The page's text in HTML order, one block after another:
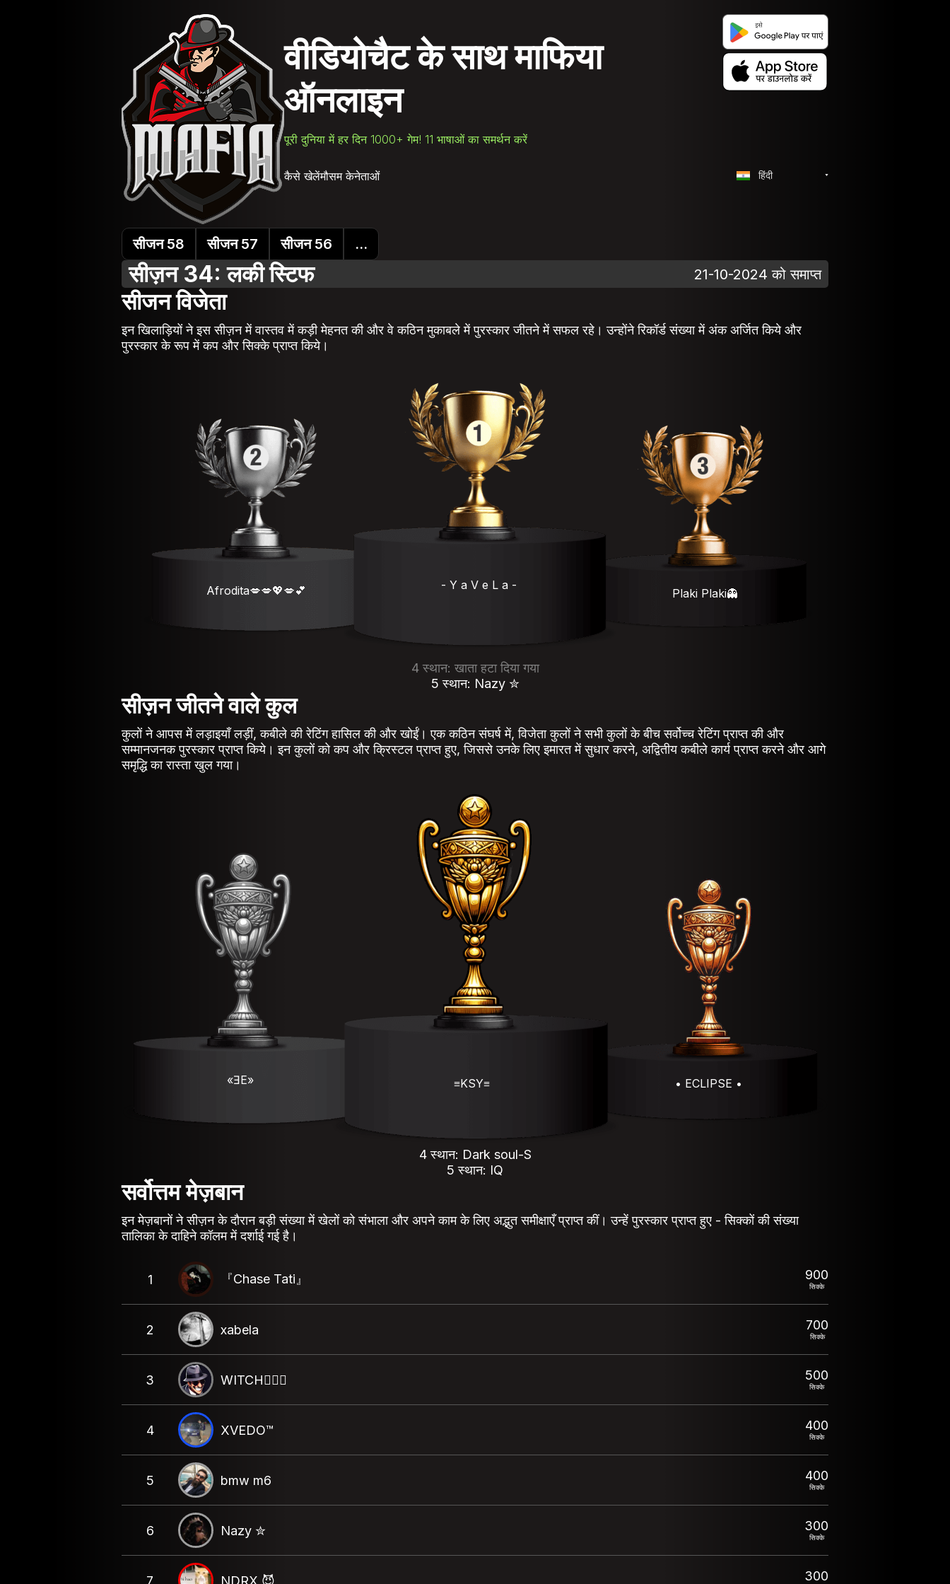
वीडियोचैट के साथमाफिया
ऑनलाइन
पूरी दुनिया में हर दिन 1000+ गेम! 11 भाषाओं का समर्थन करें
कैसे खेलेंमौसम केनेताओं हिंदी
सीजन 58 सीजन 57 सीजन 56 ...
सीज़न 34: लकी स्टिफ 21-10-2024 को समाप्त
सीजन विजेता
इन खिलाड़ियों ने इस सीज़न में वास्तव में कड़ी मेहनत की और वे कठिन मुकाबले में पुरस्कार जीतने में सफल रहे। उन्होंने रिकॉर्ड संख्या में अंक अर्जित किये और
पुरस्कार के रूप में कप और सिक्के प्राप्त किये।
- Y a V e L a -
Afrodita💋💋💖💋💕 Plaki Plaki👻
4 स्थान: खाता हटा दिया गया
5 स्थान: Nazy ✮
सीज़न जीतने वाले कुल
कुलों ने आपस में लड़ाइयाँ लड़ीं, कबीले की रेटिंग हासिल की और खोईं। एक कठिन संघर्ष में, विजेता कुलों ने सभी कुलों के बीच सर्वोच्च रेटिंग प्राप्त की और
सम्मानजनक पुरस्कार प्राप्त किये। इन कुलों को कप और क्रिस्टल प्राप्त हुए, जिससे उनके लिए इमारत में सुधार करने, अद्वितीय कबीले कार्य प्राप्त करने और आगे
समृद्धि का रास्ता खुल गया।
≡KSY≡
«ƎE» • ECLIPSE •
4 स्थान: Dark soul-S
5 स्थान: IQ
सर्वोत्तम मेज़बान
इन मेज़बानों ने सीज़न के दौरान बड़ी संख्या में खेलों को संभाला और अपने काम के लिए अद्भुत समीक्षाएँ प्राप्त कीं। उन्हें पुरस्कार प्राप्त हुए - सिक्कों की संख्या
तालिका के दाहिने कॉलम में दर्शाई गई है।
1 『Chase Tati』 900
सिक्के
2 xabela 700
सिक्के
3 WITCH🧝🏻‍♀️ 500
सिक्के
4 XVEDO™ 400
सिक्के
5 bmw m6 400
सिक्के
6 Nazy ✮ 300
सिक्के
7 NDRX 😈 300